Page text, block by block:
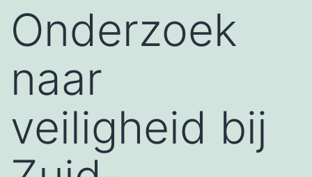
Onderzoek
naar
veiligheid bij